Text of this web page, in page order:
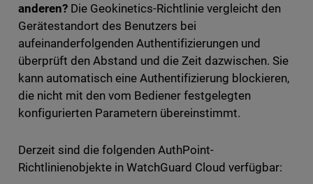
anderen?Die Geokinetics-Richtlinie vergleicht den
Gerätestandort des Benutzers bei
aufeinanderfolgenden Authentifizierungen und
überprüft den Abstand und die Zeit dazwischen. Sie
kann automatisch eine Authentifizierung blockieren,
die nicht mit den vom Bediener festgelegten
konfigurierten Parametern übereinstimmt.
Derzeit sind die folgenden AuthPoint-
Richtlinienobjekte in WatchGuard Cloud verfügbar: